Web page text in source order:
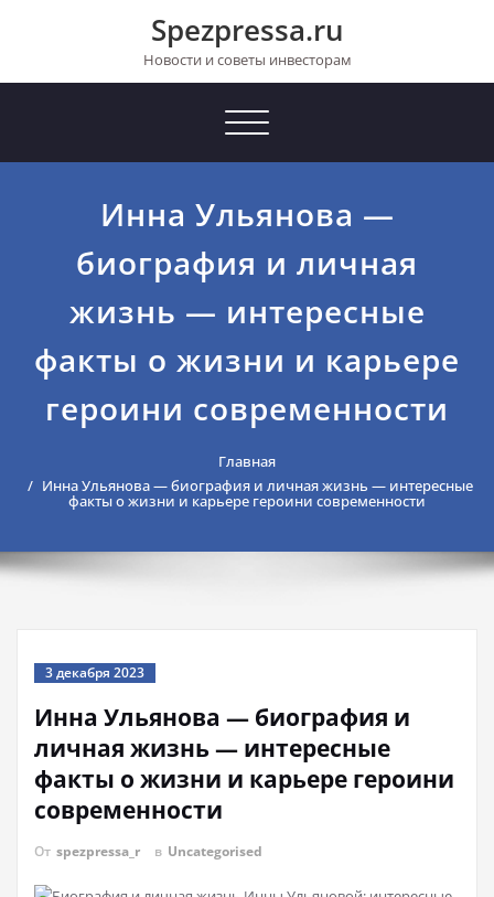
Spezpressa.ru
Новости и советы инвесторам
Toggle
Инна Ульянова —
биография и личная
жизнь — интересные
факты о жизни и карьере
героини современности
Главная
Инна Ульянова — биография и личная жизнь — интересные
факты о жизни и карьере героини современности
3 декабря 2023
Инна Ульянова — биография и
личная жизнь — интересные
факты о жизни и карьере героини
современности
От spezpressa_r в Uncategorised